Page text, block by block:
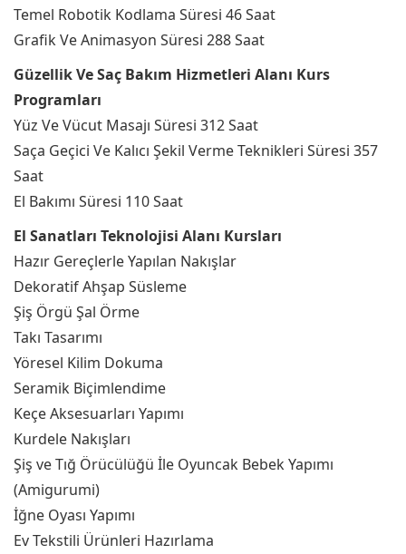
Temel Robotik Kodlama Süresi 46 Saat
Grafik Ve Animasyon Süresi 288 Saat
Güzellik Ve Saç Bakım Hizmetleri Alanı Kurs
Programları
Yüz Ve Vücut Masajı Süresi 312 Saat
Saça Geçici Ve Kalıcı Şekil Verme Teknikleri Süresi 357
Saat
El Bakımı Süresi 110 Saat
El Sanatları Teknolojisi Alanı Kursları
Hazır Gereçlerle Yapılan Nakışlar
Dekoratif Ahşap Süsleme
Şiş Örgü Şal Örme
Takı Tasarımı
Yöresel Kilim Dokuma
Seramik Biçimlendime
Keçe Aksesuarları Yapımı
Kurdele Nakışları
Şiş ve Tığ Örücülüğü İle Oyuncak Bebek Yapımı
(Amigurumi)
İğne Oyası Yapımı
Ev Tekstili Ürünleri Hazırlama